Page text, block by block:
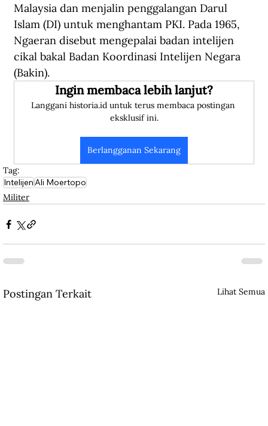
Malaysia dan menjalin penggalangan Darul
Islam (DI) untuk menghantam PKI. Pada 1965,
Ngaeran disebut mengepalai badan intelijen
cikal bakal Badan Koordinasi Intelijen Negara
(Bakin).
Ingin membaca lebih lanjut?
Langgani historia.id untuk terus membaca postingan
eksklusif ini.
Berlangganan Sekarang
Tag:
IntelijenAli Moertopo
Militer
Postingan Terkait Lihat Semua